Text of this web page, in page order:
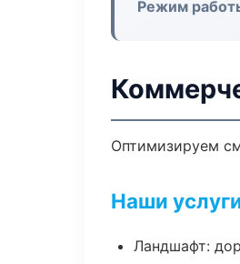
Режим
Оптимизируем
Наши
Ландшафт: